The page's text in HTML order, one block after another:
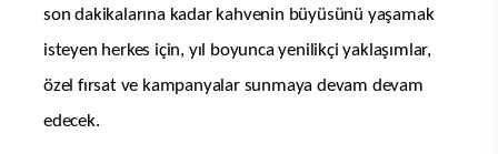
son dakikalarına kadar kahvenin büyüsünü yaşamak
isteyen herkes için, yıl boyunca yenilikçi yaklaşımlar,
özel fırsat ve kampanyalar sunmaya devam devam
edecek.